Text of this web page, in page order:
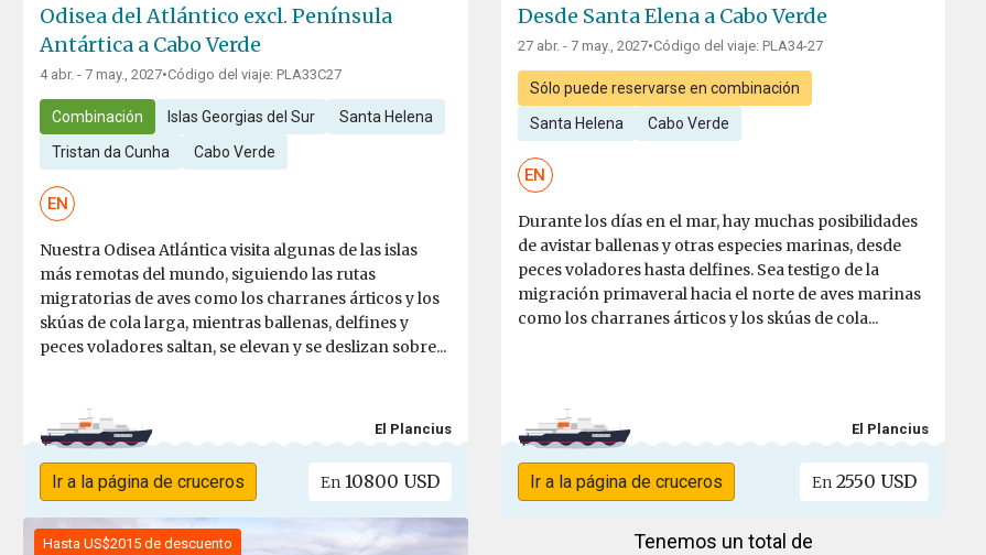
Odisea del Atlántico excl. Península
Antártica a Cabo Verde
4 abr. - 7 may., 2027•Código del viaje: PLA33C27
Combinación Islas Georgias del Sur Santa Helena
Tristan da Cunha Cabo Verde
EN
Nuestra Odisea Atlántica visita algunas de las islas
más remotas del mundo, siguiendo las rutas
migratorias de aves como los charranes árticos y los
skúas de cola larga, mientras ballenas, delfines y
peces voladores saltan, se elevan y se deslizan sobre...
El Plancius
Ir a la página de cruceros En10800 USD
Desde Santa Elena a Cabo Verde
27 abr. - 7 may., 2027•Código del viaje: PLA34-27
Sólo puede reservarse en combinación
Santa Helena Cabo Verde
EN
Durante los días en el mar, hay muchas posibilidades
de avistar ballenas y otras especies marinas, desde
peces voladores hasta delfines. Sea testigo de la
migración primaveral hacia el norte de aves marinas
como los charranes árticos y los skúas de cola...
El Plancius
Ir a la página de cruceros En 2550 USD
Hasta US$2015 de descuento
Tenemos un total de